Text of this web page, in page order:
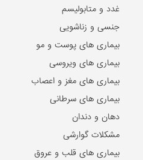
غدد و متابولیسم
جنسی و زناشویی
بیماری های پوست و مو
بیماری های ویروسی
بیماری های مغز و اعصاب
بیماری های سرطانی
دهان و دندان
مشکلات گوارشی
بیماری های قلب و عروق